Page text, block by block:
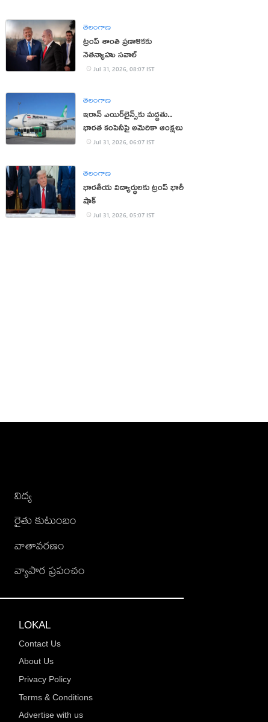
తెలంగాణ
ట్రంప్ శాంతి ప్రణాళికకు
నెతన్యాహు సవాల్‌
Jul 31, 2026, 08:07 IST
తెలంగాణ
ఇరాన్ ఎయిర్‌లైన్స్‌కు మద్దతు..
భారత కంపెనీపై అమెరికా ఆంక్షలు
Jul 31, 2026, 06:07 IST
తెలంగాణ
భారతీయ విద్యార్థులకు ట్రంప్ భారీ
షాక్
Jul 31, 2026, 05:07 IST
విద్య
రైతు కుటుంబం
వాతావరణం
వ్యాపార ప్రపంచం
LOKAL
Contact Us
About Us
Privacy Policy
Terms & Conditions
Advertise with us